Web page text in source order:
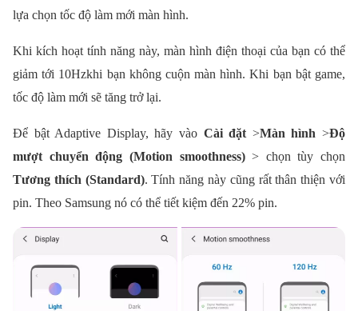
lựa chọn tốc độ làm mới màn hình.
Khi kích hoạt tính năng này, màn hình điện thoại của bạn có thể
giảm tới 10Hzkhi bạn không cuộn màn hình. Khi bạn bật game,
tốc độ làm mới sẽ tăng trở lại.
Để bật Adaptive Display, hãy vào Cài đặt >Màn hình >Độ
mượt chuyển động (Motion smoothness)> chọn tùy chọn
Tương thích (Standard). Tính năng này cũng rất thân thiện với
pin. Theo Samsung nó có thể tiết kiệm đến 22% pin.